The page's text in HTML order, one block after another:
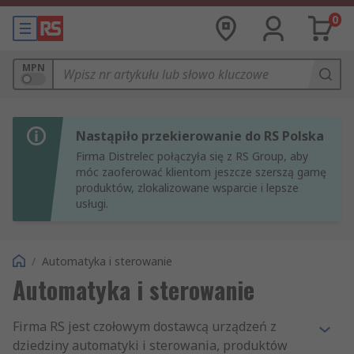
0
MPN
Nastąpiło przekierowanie do RS Polska
Firma Distrelec połączyła się z RS Group, aby
móc zaoferować klientom jeszcze szerszą gamę
produktów, zlokalizowane wsparcie i lepsze
usługi.
/ Automatyka i sterowanie
Automatyka i sterowanie
Firma RS jest czołowym dostawcą urządzeń z
dziedziny automatyki i sterowania, produktów